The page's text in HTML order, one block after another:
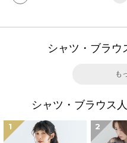
シャツ・ブラウ
も
シャツ・ブラウス
1 2